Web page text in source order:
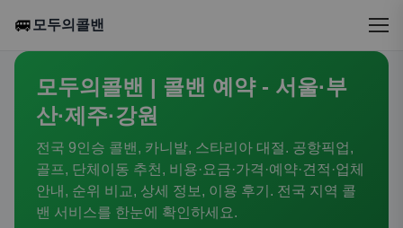
🚐 모두의콜밴
모두의콜밴 | 콜밴 예약 - 서울·부
산·제주·강원
전국 9인승 콜밴, 카니발, 스타리아 대절. 공항픽업,
골프, 단체이동 추천, 비용·요금·가격·예약·견적·업체
안내, 순위 비교, 상세 정보, 이용 후기. 전국 지역 콜
밴 서비스를 한눈에 확인하세요.